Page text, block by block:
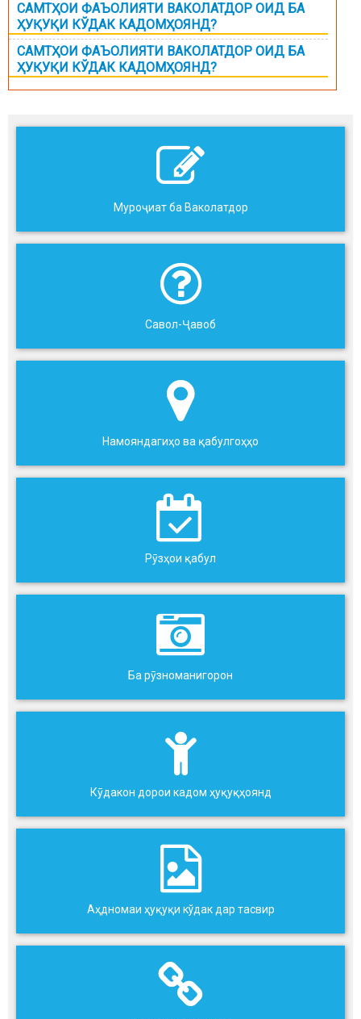
САМТҲОИ ФАЪОЛИЯТИ ВАКОЛАТДОР ОИД БА
ҲУҚУҚИ КЎДАК КАДОМҲОЯНД?
САМТҲОИ ФАЪОЛИЯТИ ВАКОЛАТДОР ОИД БА
ҲУҚУҚИ КЎДАК КАДОМҲОЯНД?
Муроҷиат ба Ваколатдор
Савол-Ҷавоб
Намояндагиҳо ва қабулгоҳҳо
Рӯзҳои қабул
Ба рӯзноманигорон
Кӯдакон дорои кадом ҳуқуқҳоянд
Аҳдномаи ҳуқуқи кўдак дар тасвир